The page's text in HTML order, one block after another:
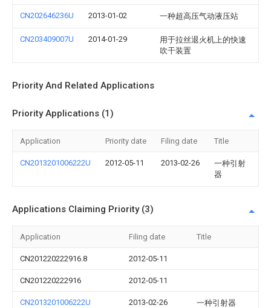
CN202646236U 2013-01-02 一种超高压气动液压站
CN203409007U 2014-01-29
用于拉丝退火机上的快速
吹干装置
Priority And Related Applications
Priority Applications (1)
Application Priority date Filing date Title
CN2013201006222U 2012-05-11 2013-02-26
一种引射
器
Applications Claiming Priority (3)
Application Filing date Title
CN201220222916.8 2012-05-11
CN201220222916 2012-05-11
CN2013201006222U 2013-02-26 一种引射器